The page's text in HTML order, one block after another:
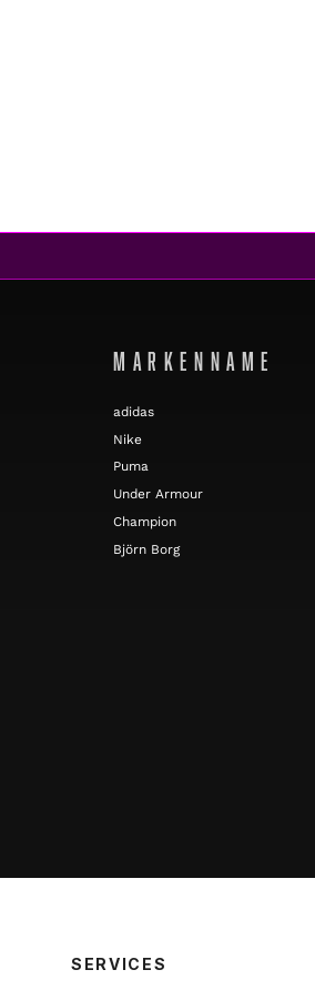
MARKENNAME
adidas
Nike
Puma
Under Armour
Champion
Björn Borg
SERVICES